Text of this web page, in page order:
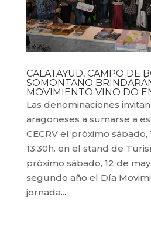
CALATAYUD, CAMPO DE
SOMONTANO
MOVIMIENTO VINO DO
Las denominaciones
aragoneses a sumarse a
CECRV el próximo sábado,
13:30h. en el stand de
próximo sábado, 12 de
segundo año el Día
jornada...